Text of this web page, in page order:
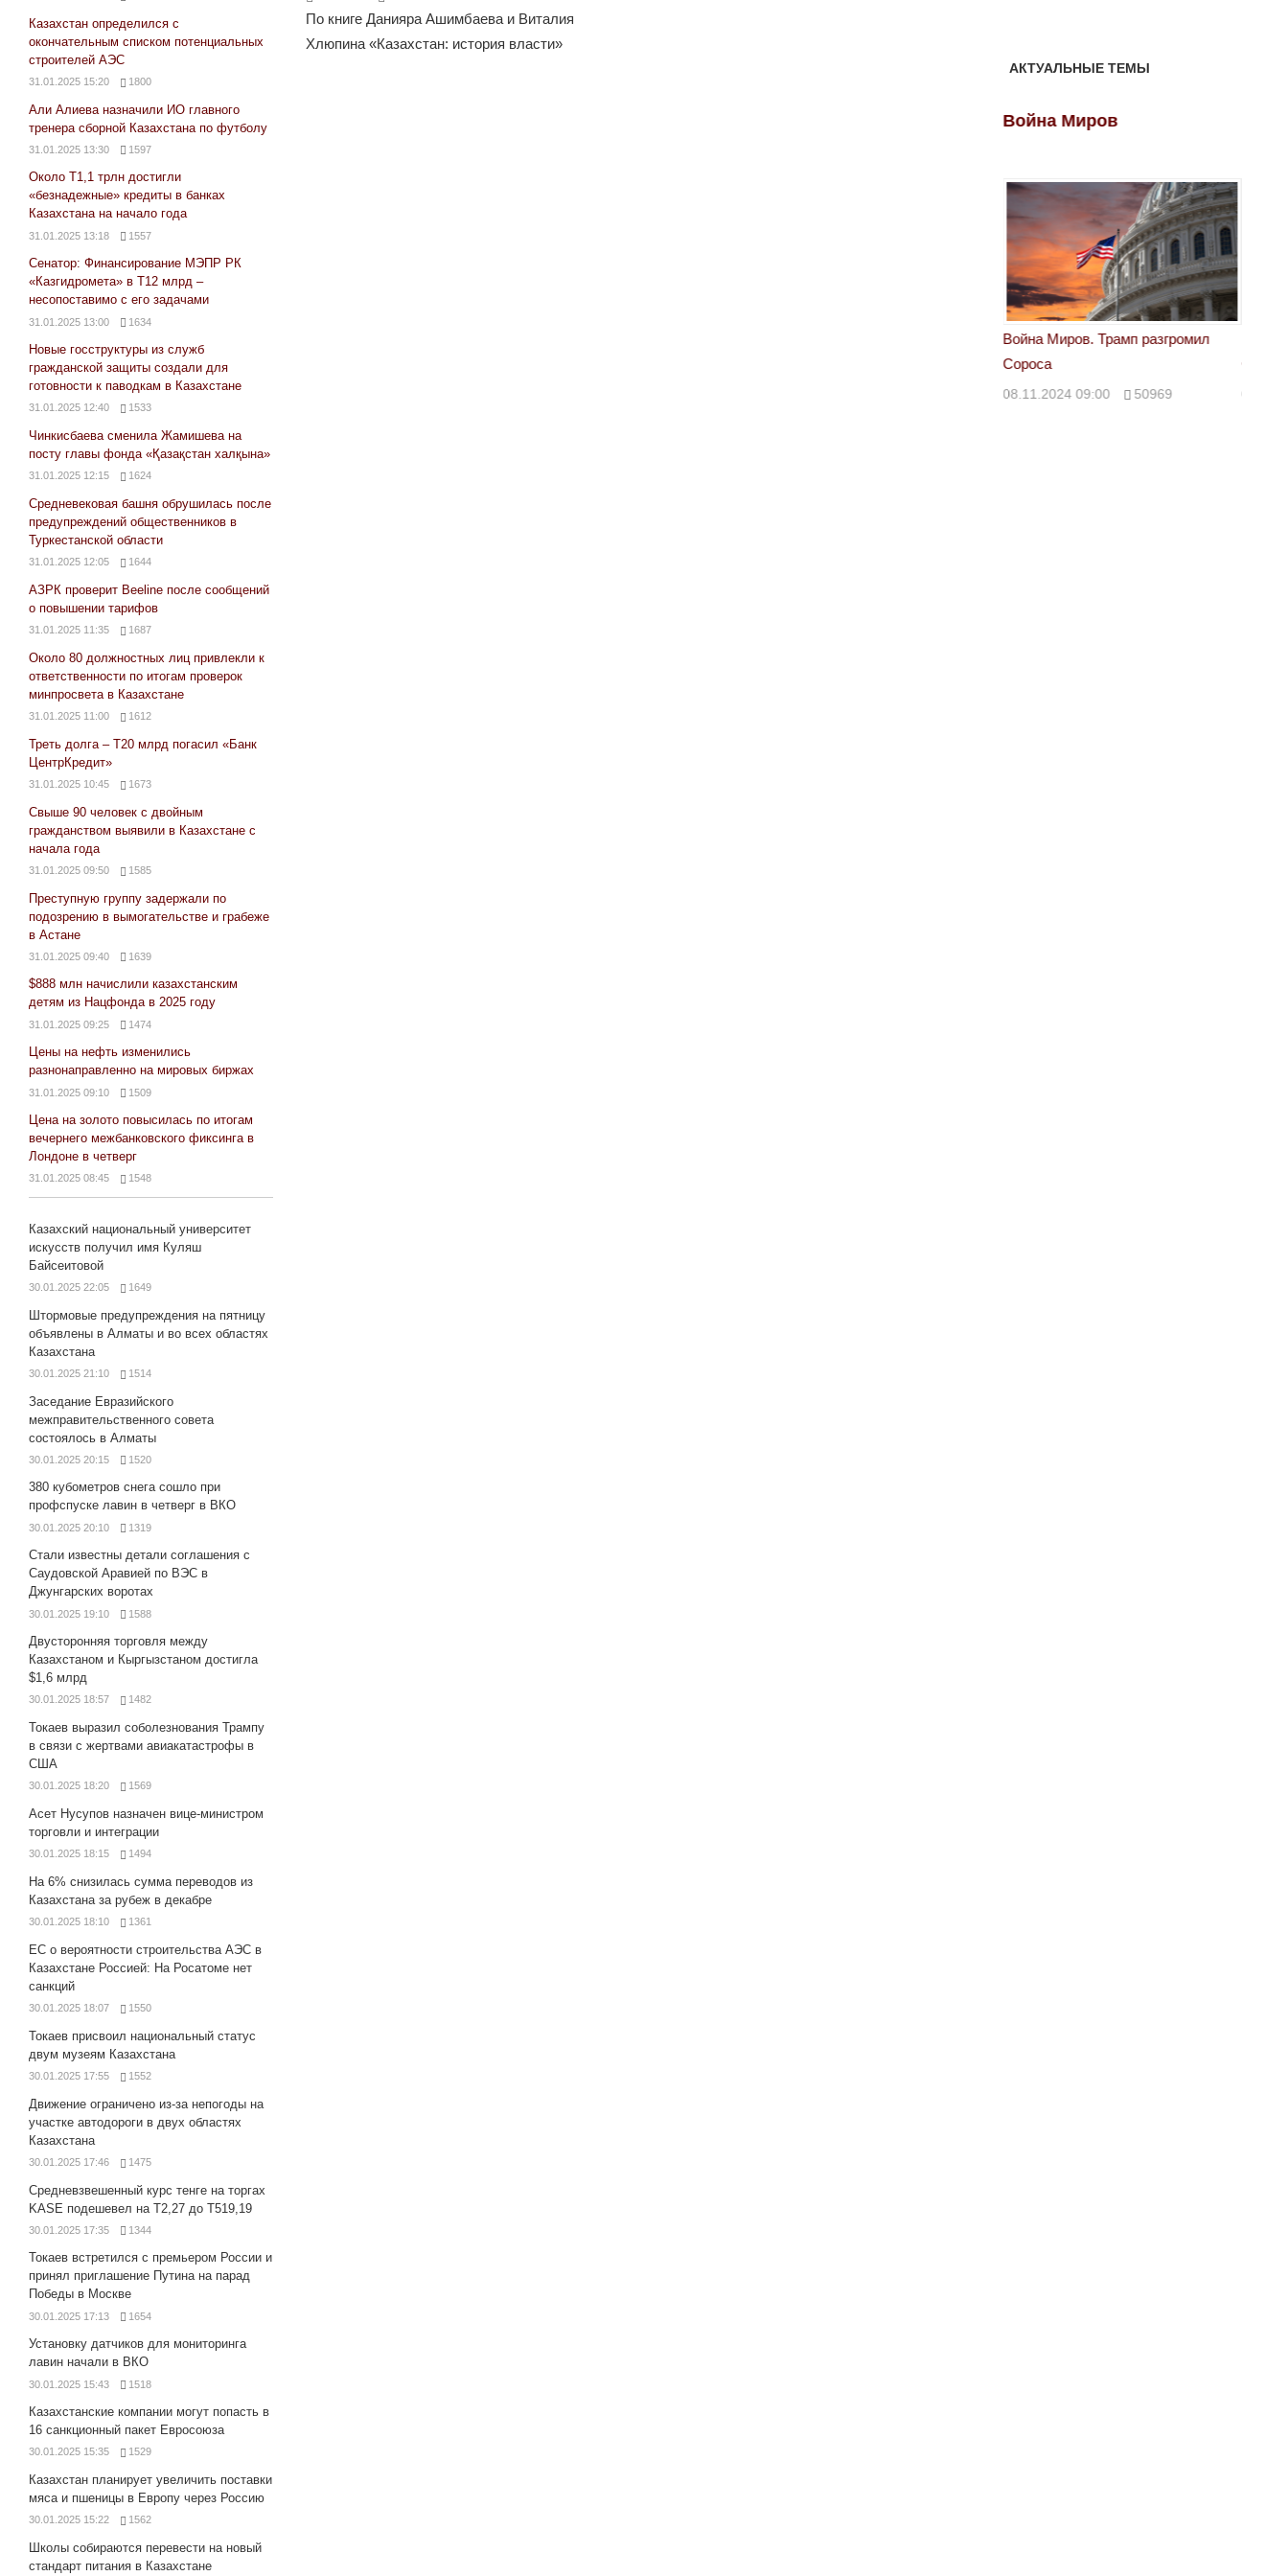
По книге Данияра Ашимбаева и Виталия
Хлюпина «Казахстан: история власти»
Казахстан определился с
окончательным списком потенциальных
строителей АЭС
31.01.2025 15:20 1800
Али Алиева назначили ИО главного
тренера сборной Казахстана по футболу
31.01.2025 13:30 1597
Около Т1,1 трлн достигли
«безнадежные» кредиты в банках
Казахстана на начало года
31.01.2025 13:18 1557
Сенатор: Финансирование МЭПР РК
«Казгидромета» в Т12 млрд –
несопоставимо с его задачами
31.01.2025 13:00 1634
Новые госструктуры из служб
гражданской защиты создали для
готовности к паводкам в Казахстане
31.01.2025 12:40 1533
Чинкисбаева сменила Жамишева на
посту главы фонда «Қазақстан халқына»
31.01.2025 12:15 1624
Средневековая башня обрушилась после
предупреждений общественников в
Туркестанской области
31.01.2025 12:05 1644
АЗРК проверит Beeline после сообщений
о повышении тарифов
31.01.2025 11:35 1687
Около 80 должностных лиц привлекли к
ответственности по итогам проверок
минпросвета в Казахстане
31.01.2025 11:00 1612
Треть долга – Т20 млрд погасил «Банк
ЦентрКредит»
31.01.2025 10:45 1673
Свыше 90 человек с двойным
гражданством выявили в Казахстане с
начала года
31.01.2025 09:50 1585
Преступную группу задержали по
подозрению в вымогательстве и грабеже
в Астане
31.01.2025 09:40 1639
$888 млн начислили казахстанским
детям из Нацфонда в 2025 году
31.01.2025 09:25 1474
Цены на нефть изменились
разнонаправленно на мировых биржах
31.01.2025 09:10 1509
Цена на золото повысилась по итогам
вечернего межбанковского фиксинга в
Лондоне в четверг
31.01.2025 08:45 1548
Казахский национальный университет
искусств получил имя Куляш
Байсеитовой
30.01.2025 22:05 1649
Штормовые предупреждения на пятницу
объявлены в Алматы и во всех областях
Казахстана
30.01.2025 21:10 1514
Заседание Евразийского
межправительственного совета
состоялось в Алматы
30.01.2025 20:15 1520
380 кубометров снега сошло при
профспуске лавин в четверг в ВКО
30.01.2025 20:10 1319
Стали известны детали соглашения с
Саудовской Аравией по ВЭС в
Джунгарских воротах
30.01.2025 19:10 1588
Двусторонняя торговля между
Казахстаном и Кыргызстаном достигла
$1,6 млрд
30.01.2025 18:57 1482
Токаев выразил соболезнования Трампу
в связи с жертвами авиакатастрофы в
США
30.01.2025 18:20 1569
Асет Нусупов назначен вице-министром
торговли и интеграции
30.01.2025 18:15 1494
На 6% снизилась сумма переводов из
Казахстана за рубеж в декабре
30.01.2025 18:10 1361
ЕС о вероятности строительства АЭС в
Казахстане Россией: На Росатоме нет
санкций
30.01.2025 18:07 1550
Токаев присвоил национальный статус
двум музеям Казахстана
30.01.2025 17:55 1552
Движение ограничено из-за непогоды на
участке автодороги в двух областях
Казахстана
30.01.2025 17:46 1475
Средневзвешенный курс тенге на торгах
KASE подешевел на Т2,27 до Т519,19
30.01.2025 17:35 1344
Токаев встретился с премьером России и
принял приглашение Путина на парад
Победы в Москве
30.01.2025 17:13 1654
Установку датчиков для мониторинга
лавин начали в ВКО
30.01.2025 15:43 1518
Казахстанские компании могут попасть в
16 санкционный пакет Евросоюза
30.01.2025 15:35 1529
Казахстан планирует увеличить поставки
мяса и пшеницы в Европу через Россию
30.01.2025 15:22 1562
Школы собираются перевести на новый
стандарт питания в Казахстане
АКТУАЛЬНЫЕ ТЕМЫ
Война Миров
Война Миров. Трамп разгромил
Сороса
08.11.2024 09:00 50969